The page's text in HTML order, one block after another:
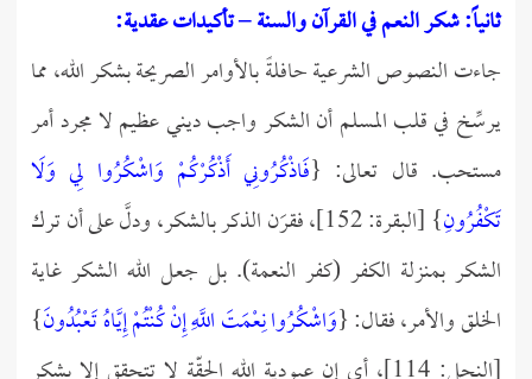
ثانياً: شكر النعم في القرآن والسنة – تأكيدات عقدية:
جاءت النصوص الشرعية حافلةً بالأوامر الصريحة بشكر الله، مما
يرسِّخ في قلب المسلم أن الشكر واجب ديني عظيم لا مجرد أمر
مستحب. قال تعالى: {فَاذْكُرُونِي أَذْكُرْكُمْ وَاشْكُرُوا لِي وَلَا
تَكْفُرُونِ
} [البقرة: 152]، فقرَن الذكر بالشكر، ودلَّ على أن ترك
الشكر بمنزلة الكفر (كفر النعمة). بل جعل الله الشكر غاية
الخلق والأمر، فقال: {وَاشْكُرُوا نِعْمَتَ اللَّهِ إِنْ كُنْتُمْ إِيَّاهُ تَعْبُدُونَ}